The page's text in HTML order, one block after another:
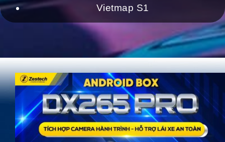
Vietmap S1